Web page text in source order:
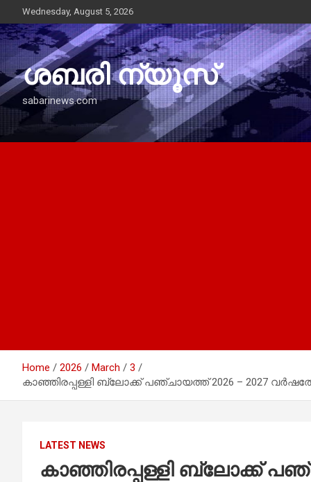
to
content
Wednesday, August 5, 2026
ശബരി ന്യൂസ്
sabarinews.com
Home 2026 March
3
കാഞ്ഞിരപ്പള്ളി ബ്ലോക്ക് പഞ്ചായത്ത് 2026 – 2027
LATEST NEWS
കാഞ്ഞിരപ്പള്ളി ബ്ലോക്ക്